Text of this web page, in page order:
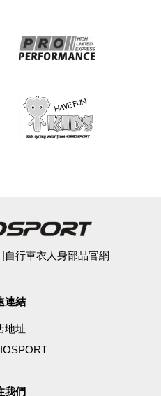
行車衣人身部品官網
連結
地址
我們